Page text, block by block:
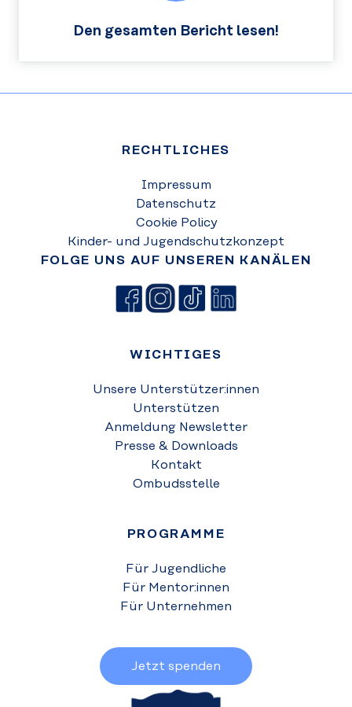
Den gesamten Bericht lesen!
RECHTLICHES
Impressum
Datenschutz
Cookie Policy
Kinder- und Jugendschutzkonzept
FOLGE UNS AUF UNSEREN KANÄLEN
WICHTIGES
Unsere Unterstützer:innen
Unterstützen
Anmeldung Newsletter
Presse & Downloads
Kontakt
Ombudsstelle
PROGRAMME
Für Jugendliche
Für Mentor:innen
Für Unternehmen
Jetzt spenden